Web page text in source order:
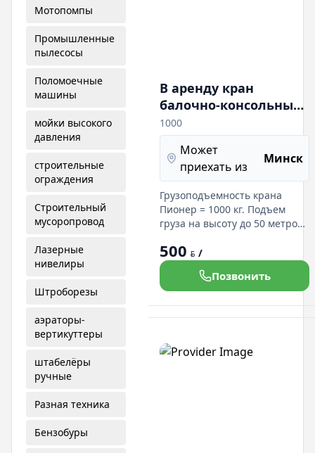
Мотопомпы
Промышленные
пылесосы
Поломоечные
машины
мойки высокого
давления
строительные
ограждения
Строительный
мусоропровод
Лазерные
нивелиры
Штроборезы
аэраторы-
вертикуттеры
штабелёры
ручные
Разная техника
Бензобуры
В аренду кран
балочно-консольный
разборный "в окно".
Кран Пионер 1000
продажа
1000
Может
приехать из
Минск
Грузоподъемность крана
Пионер = 1000 кг. Подъем
груза на высоту до 50 метров,
320 кг. Подъем груза на
высоту до 100 метров, краны
устанавливаются на плоской
поверхности кровли, кран
Пионер 1000, высота подъема
груза от уровня плоскости, на
4,5
500 BYN /
Позвонить